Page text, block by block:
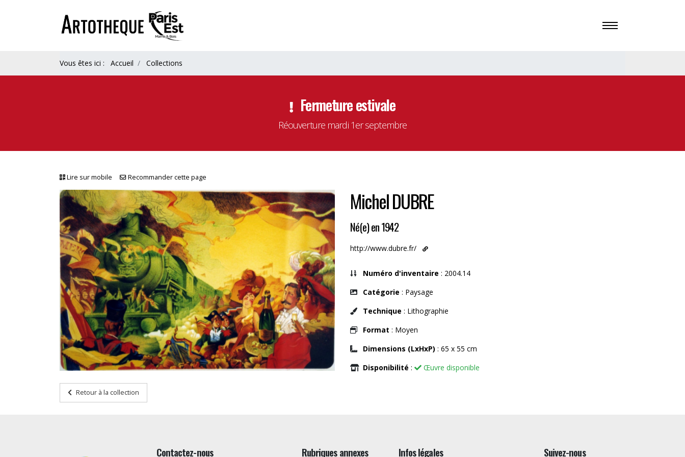
Vous êtes ici : Accueil Collections
Fermeture estivale
Réouverture mardi 1er septembre
Lire sur mobile Recommander cette page
Michel DUBRE
Né(e) en 1942
http://www.dubre.fr/
Numéro d'inventaire : 2004.14
Catégorie : Paysage
Technique : Lithographie
Format : Moyen
Dimensions (LxHxP) : 65 x 55 cm
Disponibilité : Œuvre disponible
Retour à la collection
Contactez-nous Rubriques annexes Infos légales Suivez-nous